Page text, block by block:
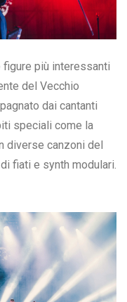
figure più interessanti
del Vecchio
dai cantanti
speciali come la
diverse canzoni del
fiati e synth modulari.